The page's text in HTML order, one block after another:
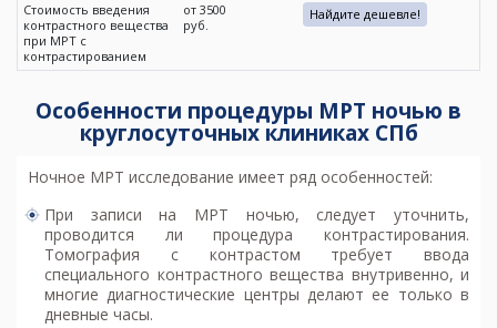
Стоимость введения
контрастного вещества
при МРТ с
контрастированием
от 3500
руб.
Найдите дешевле!
Особенности процедуры МРТ ночью в
круглосуточных клиниках СПб
Ночное МРТ исследование имеет ряд особенностей:
При записи на МРТ ночью, следует уточнить,
проводится ли процедура контрастирования.
Томография с контрастом требует ввода
специального контрастного вещества внутривенно, и
многие диагностические центры делают ее только в
дневные часы.